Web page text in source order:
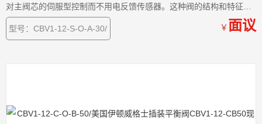
对主阀芯的伺服型控制而不用电反馈传感器。这种阀的结构和特征开
辟了液压缸和马达
型号：CBV1-12-S-O-A-30/
￥ 面议